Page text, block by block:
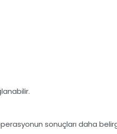
sonuçları daha